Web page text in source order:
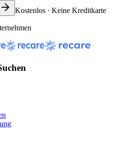
Kostenlos · Keine Kreditkarte